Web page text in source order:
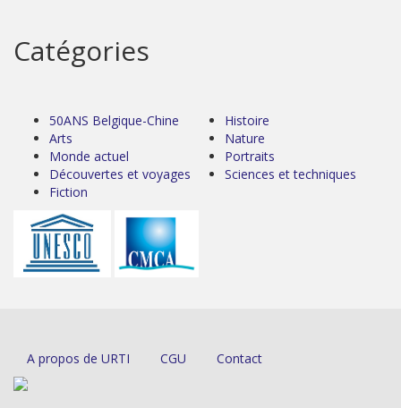
Catégories
50ANS Belgique-Chine
Arts
Monde actuel
Découvertes et voyages
Fiction
Histoire
Nature
Portraits
Sciences et techniques
A propos de URTI CGU Contact